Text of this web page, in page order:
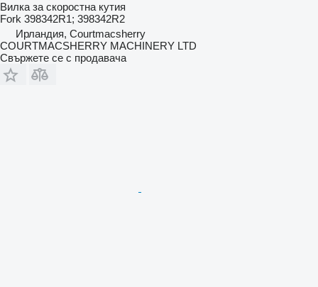
Вилка за скоростна кутия
Fork 398342R1; 398342R2
Ирландия, Courtmacsherry
COURTMACSHERRY MACHINERY LTD
Свържете се с продавача